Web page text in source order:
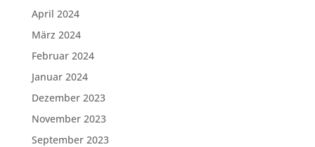
April 2024
März 2024
Februar 2024
Januar 2024
Dezember 2023
November 2023
September 2023